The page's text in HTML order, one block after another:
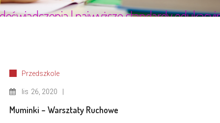
Przedszkole
lis 26, 2020
Muminki – Warsztaty Ruchowe